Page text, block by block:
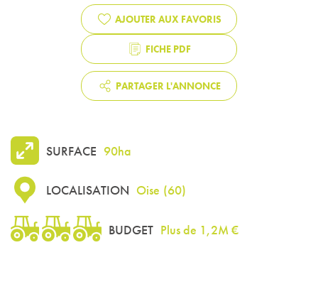
AJOUTER AUX FAVORIS
FICHE PDF
PARTAGER L'ANNONCE
SURFACE 90ha
LOCALISATION Oise (60)
BUDGET Plus de 1,2M €